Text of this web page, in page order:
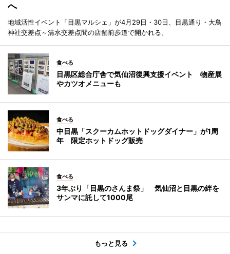
へ
地域活性イベント「目黒マルシェ」が4月29日・30日、目黒通り・大鳥
神社交差点～清水交差点間の店舗前歩道で開かれる。
食べる
目黒区総合庁舎で気仙沼復興支援イベント 物産展
やカツオメニューも
食べる
中目黒「スクーカムホットドッグダイナー」が1周
年 限定ホットドッグ販売
食べる
3年ぶり「目黒のさんま祭」 気仙沼と目黒の絆を
サンマに託して1000尾
もっと見る